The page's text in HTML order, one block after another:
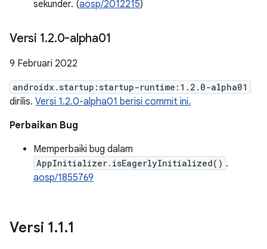
sekunder. (aosp/2012215)
Versi 1.2.0-alpha01
9 Februari 2022
androidx.startup:startup-runtime:1.2.0-alpha01
dirilis. Versi 1.2.0-alpha01 berisi commit ini.
Perbaikan Bug
Memperbaiki bug dalam
AppInitializer.isEagerlyInitialized() .
aosp/1855769
Versi 1.1.1